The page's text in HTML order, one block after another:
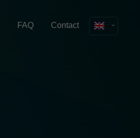
FAQ Contact